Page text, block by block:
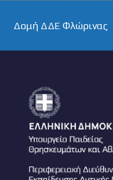
Δομή ΔΔΕ Φλώρινας